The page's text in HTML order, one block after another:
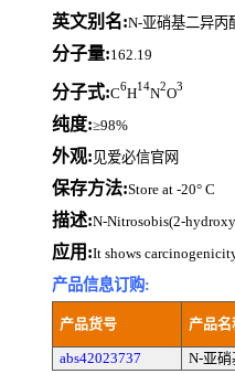
英文别名:N-亚硝基二异丙
分子量:162.19
分子式:C6H14N2O3
纯度:≥98%
外观: 见爱必信官网
保存方法:Store at -20° C
描述:N-Nitrosobis(2-
应用:It shows
产品信息订购:
产品货号 产品名
abs42023737 N-亚